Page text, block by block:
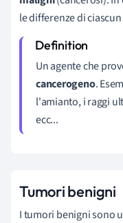
le differenze di
Un agente che
cancerogeno.
l'amianto, i raggi
ecc...
Tumori benigni
I tumori benigni sono